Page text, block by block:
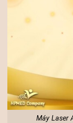
Máy Laser